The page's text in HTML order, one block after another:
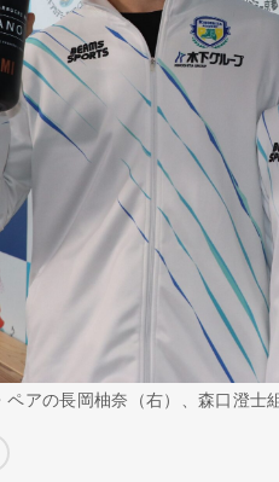
アの長岡柚奈（右）、森口澄士